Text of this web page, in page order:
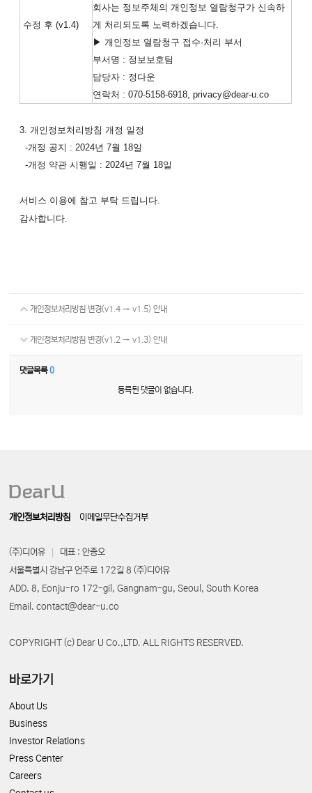
수정 후 (v1.4)
회사는 정보주체의 개인정보 열람청구가 신속하
게 처리되도록 노력하겠습니다.
▶ 개인정보 열람청구 접수·처리 부서
부서명 : 정보보호팀
담당자 : 정다운
연락처 : 070-5158-6918, privacy@dear-u.co
3. 개인정보처리방침 개정 일정
-개정 공지 : 2024년 7월 18일
-개정 약관 시행일 : 2024년 7월 18일
서비스 이용에 참고 부탁 드립니다.
감사합니다.
개인정보처리방침 변경(v1.4 → v1.5) 안내
개인정보처리방침 변경(v1.2 → v1.3) 안내
댓글목록0
등록된 댓글이 없습니다.
개인정보처리방침 이메일무단수집거부
(주)디어유
대표 : 안종오
서울특별시 강남구 언주로 172길 8 (주)디어유
ADD. 8, Eonju-ro 172-gil, Gangnam-gu, Seoul, South Korea
Email. contact@dear-u.co
COPYRIGHT (c) Dear U Co.,LTD. ALL RIGHTS RESERVED.
바로가기
About Us
Business
Investor Relations
Press Center
Careers